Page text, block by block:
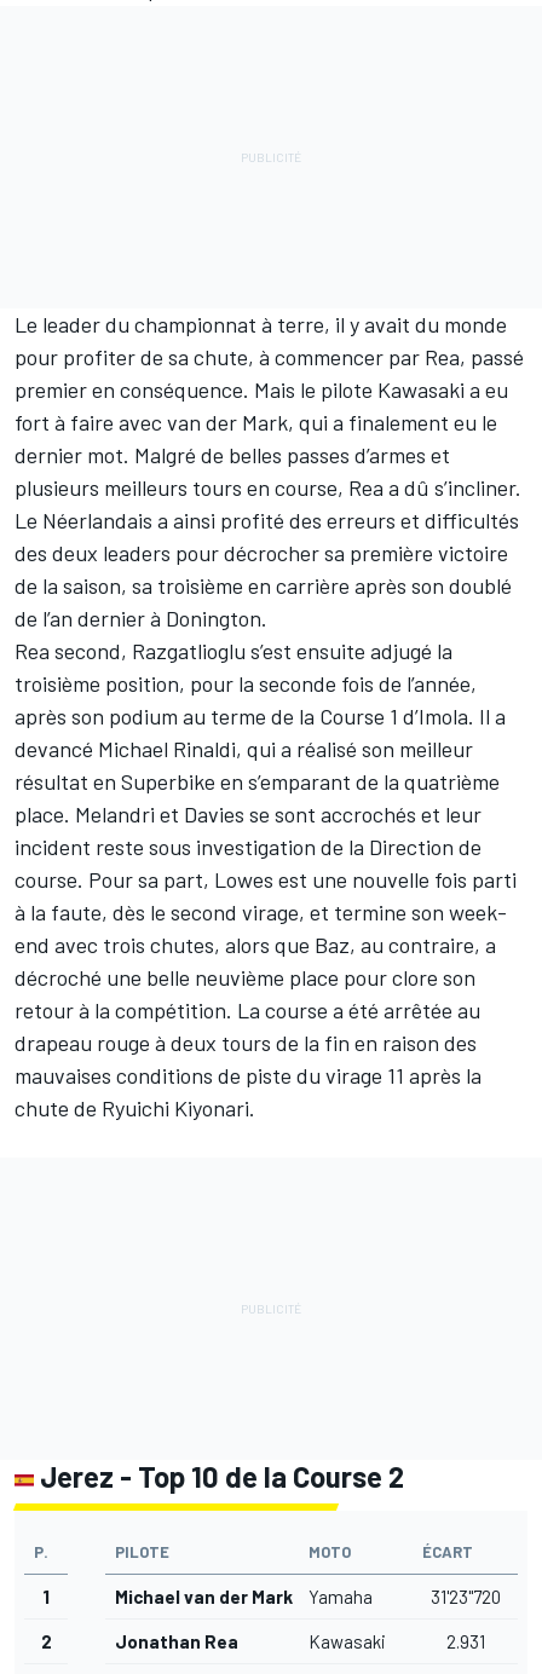
Le leader du championnat à terre, il y avait du monde
pour profiter de sa chute, à commencer par Rea, passé
premier en conséquence. Mais le pilote Kawasaki a eu
fort à faire avec van der Mark, qui a finalement eu le
dernier mot. Malgré de belles passes d’armes et
plusieurs meilleurs tours en course, Rea a dû s’incliner.
Le Néerlandais a ainsi profité des erreurs et difficultés
des deux leaders pour décrocher sa première victoire
de la saison, sa troisième en carrière après son doublé
de l’an dernier à Donington.
Rea second, Razgatlioglu s’est ensuite adjugé la
troisième position, pour la seconde fois de l’année,
après son podium au terme de la Course 1 d’Imola. Il a
devancé Michael Rinaldi, qui a réalisé son meilleur
résultat en Superbike en s’emparant de la quatrième
place. Melandri et Davies se sont accrochés et leur
incident reste sous investigation de la Direction de
course. Pour sa part, Lowes est une nouvelle fois parti
à la faute, dès le second virage, et termine son week-
end avec trois chutes, alors que Baz, au contraire, a
décroché une belle neuvième place pour clore son
retour à la compétition. La course a été arrêtée au
drapeau rouge à deux tours de la fin en raison des
mauvaises conditions de piste du virage 11 après la
chute de Ryuichi Kiyonari.
Jerez - Top 10 de la Course 2
P. PILOTE MOTO ÉCART
1 Michael van der Mark Yamaha 31'23"720
2 Jonathan Rea Kawasaki 2.931